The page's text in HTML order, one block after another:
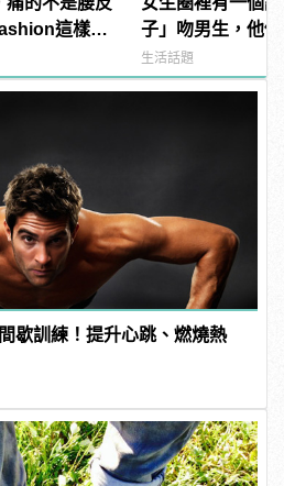
這樣變
子」吻男生，他
己！
生活話題
歇訓練！提升心跳、燃燒熱